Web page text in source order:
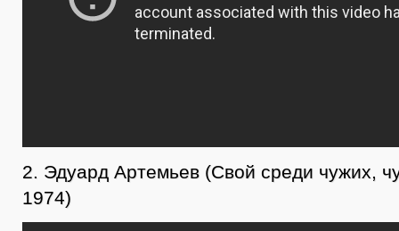
2. Эдуард Артемьев (Свой среди чужих,
1974)